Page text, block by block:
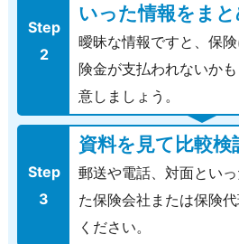
Step
2
いった情報をまと
曖昧な情報ですと、保
険金が支払われないか
意しましょう。
Step
3
資料を見て比較検
郵送や電話、対面とい
た保険会社または保険
ください。